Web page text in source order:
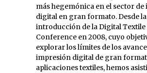
más hegemónica en el sector
digital en gran formato. Desde la
introducción de la Digital Textile
Conference en 2008, cuyo
explorar los límites de los
impresión digital de gran
aplicaciones textiles, hemos